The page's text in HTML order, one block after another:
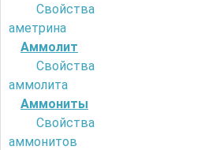
Свойства
аметрина
Аммолит
Свойства
аммолита
Аммониты
Свойства
аммонитов